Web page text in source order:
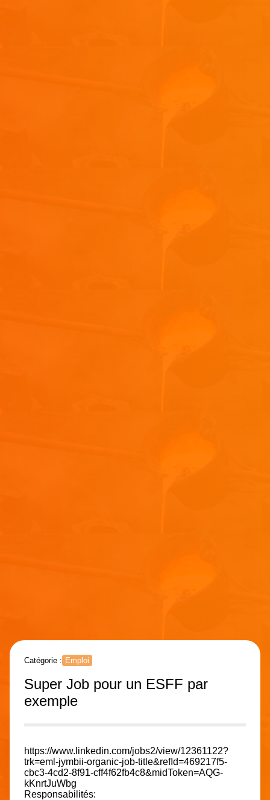
Catégorie : Emploi
Super Job pour un ESFF par
exemple
https://www.linkedin.com/jobs2/view/12361122?
trk=eml-jymbii-organic-job-title&refId=469217f5-
cbc3-4cd2-8f91-cff4f62fb4c8&midToken=AQG-
kKnrtJuWbg
Responsabilités: